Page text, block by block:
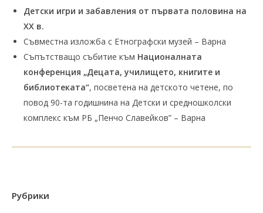
Детски игри и забавления от първата половина на
XX в.
Съвместна изложба с Етнографски музей – Варна
Съпътстващо събитие към Националната
конференция „Децата, училището, книгите и
библиотеката“, посветена на детското четене, по
повод 90-та годишнина на Детски и средношколски
комплекс към РБ „Пенчо Славейков” – Варна
Рубрики